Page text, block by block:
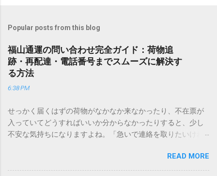
Popular posts from this blog
福山通運の問い合わせ完全ガイド：荷物追
跡・再配達・電話番号までスムーズに解決す
る方法
6:38 PM
せっかく届くはずの荷物がなかなか来なかったり、不在票が
入っていてどうすればいいか分からなかったりすると、少し
不安な気持ちになりますよね。「急いで連絡を取りたいけれ
きできる？」といった疑問を抱える方も多いはずです。 福山
通運は企業間物流のイメージが強いかもしれませんが、個人
READ MORE